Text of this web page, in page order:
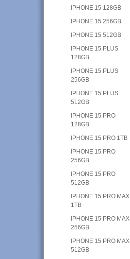
IPHONE 15 128GB
IPHONE 15 256GB
IPHONE 15 512GB
IPHONE 15 PLUS
128GB
IPHONE 15 PLUS
256GB
IPHONE 15 PLUS
512GB
IPHONE 15 PRO
128GB
IPHONE 15 PRO 1TB
IPHONE 15 PRO
256GB
IPHONE 15 PRO
512GB
IPHONE 15 PRO MAX
1TB
IPHONE 15 PRO MAX
256GB
IPHONE 15 PRO MAX
512GB